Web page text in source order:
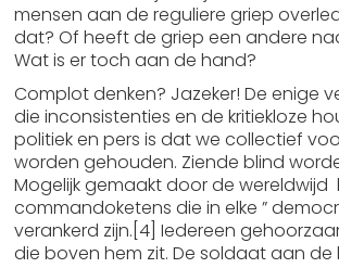
mensen aan de reguliere griep
dat? Of heeft de griep een andere
Wat is er toch aan de hand?
Complot denken? Jazeker! De enige
die inconsistenties en de kritiekloze
politiek en pers is dat we collectief
worden gehouden. Ziende blind
Mogelijk gemaakt door de
commandoketens die in elke ”
verankerd zijn.[4] Iedereen
die boven hem zit. De soldaat aan de